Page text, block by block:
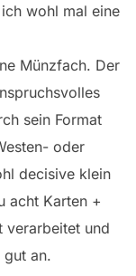
wohl mal eine
Münzfach. Der
sein Format
oder
decisive klein
acht Karten +
verarbeitet und
an.